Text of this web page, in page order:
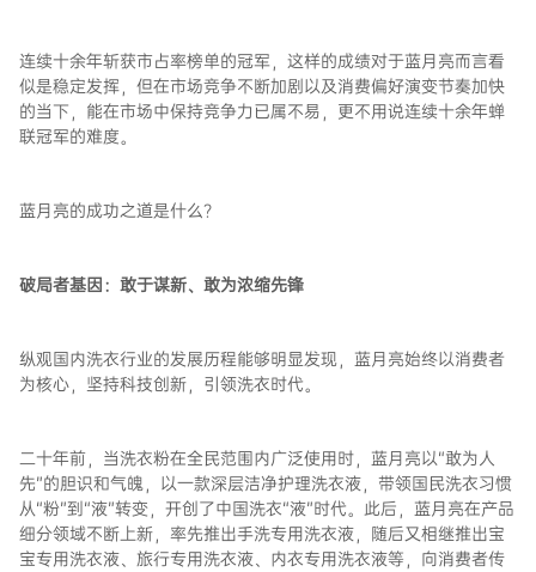
连续十余年斩获市占率榜单的冠军，这样的成绩对于蓝月亮而言看
似是稳定发挥，但在市场竞争不断加剧以及消费偏好演变节奏加快
的当下，能在市场中保持竞争力已属不易，更不用说连续十余年蝉
联冠军的难度。
蓝月亮的成功之道是什么？
破局者基因：敢于谋新、敢为浓缩先锋
纵观国内洗衣行业的发展历程能够明显发现，蓝月亮始终以消费者
为核心，坚持科技创新，引领洗衣时代。
二十年前，当洗衣粉在全民范围内广泛使用时，蓝月亮以“敢为人
先”的胆识和气魄，以一款深层洁净护理洗衣液，带领国民洗衣习惯
从“粉”到“液”转变，开创了中国洗衣“液”时代。此后，蓝月亮在产品
细分领域不断上新，率先推出手洗专用洗衣液，随后又相继推出宝
宝专用洗衣液、旅行专用洗衣液、内衣专用洗衣液等，向消费者传